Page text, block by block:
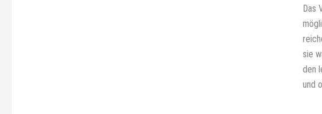
Das
sie
den
und